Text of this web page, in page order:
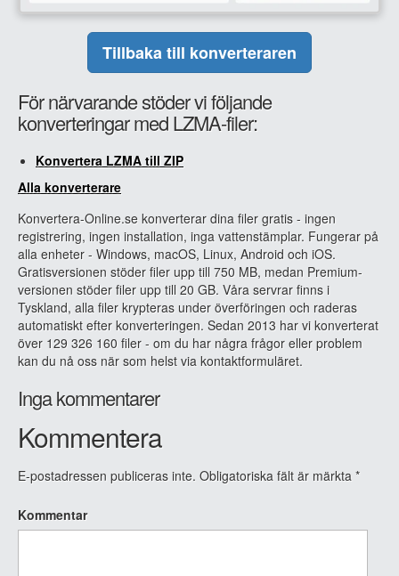
Tillbaka till konverteraren
För närvarande stöder vi följande
konverteringar med LZMA-filer:
Konvertera LZMA till ZIP
Alla konverterare
Konvertera-Online.se konverterar dina filer gratis - ingen
registrering, ingen installation, inga vattenstämplar. Fungerar på
alla enheter - Windows, macOS, Linux, Android och iOS.
Gratisversionen stöder filer upp till 750 MB, medan Premium-
versionen stöder filer upp till 20 GB. Våra servrar finns i
Tyskland, alla filer krypteras under överföringen och raderas
automatiskt efter konverteringen. Sedan 2013 har vi konverterat
över 129 326 160 filer - om du har några frågor eller problem
kan du nå oss när som helst via kontaktformuläret.
Inga kommentarer
Kommentera
E-postadressen publiceras inte. Obligatoriska fält är märkta *
Kommentar